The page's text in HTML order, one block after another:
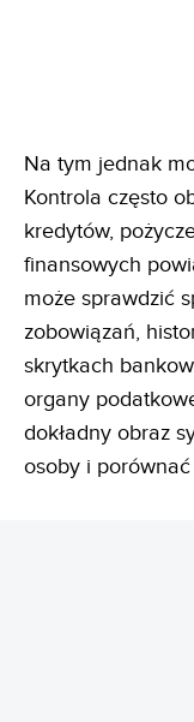
Na tym jednak
Kontrola często
kredytów,
finansowych
może sprawdzić
zobowiązań,
skrytkach
organy
dokładny obraz
osoby i